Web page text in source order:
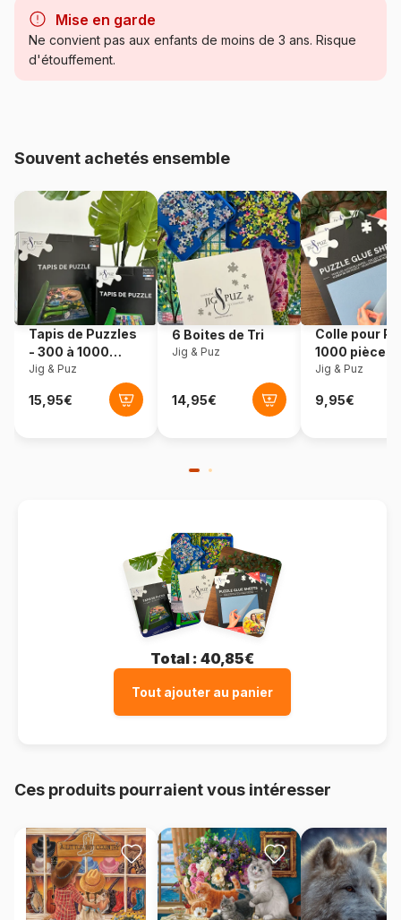
Catégorie Puzzles - Chevaux
Référence Sunsout-70936
EAN 0796780709362
Nombre de pièces 500 pièces
Dimensions 61 x 46 cm
Mise en garde
Ne convient pas aux enfants de moins de 3 ans. Risque
d'étouffement.
Souvent achetés ensemble
Tapis de Puzzles
- 300 à 1000
pièces
Jig & Puz
6 Boites de Tri
Jig & Puz
Colle pour
1000 pièces
Jig & Puz
Total : 40,85€
Tout ajouter au panier
Ces produits pourraient vous intéresser